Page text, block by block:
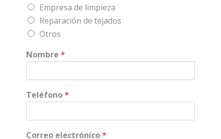
Empresa de limpieza
Reparación de tejados
Otros
Nombre *
Teléfono*
Correo electrónico*